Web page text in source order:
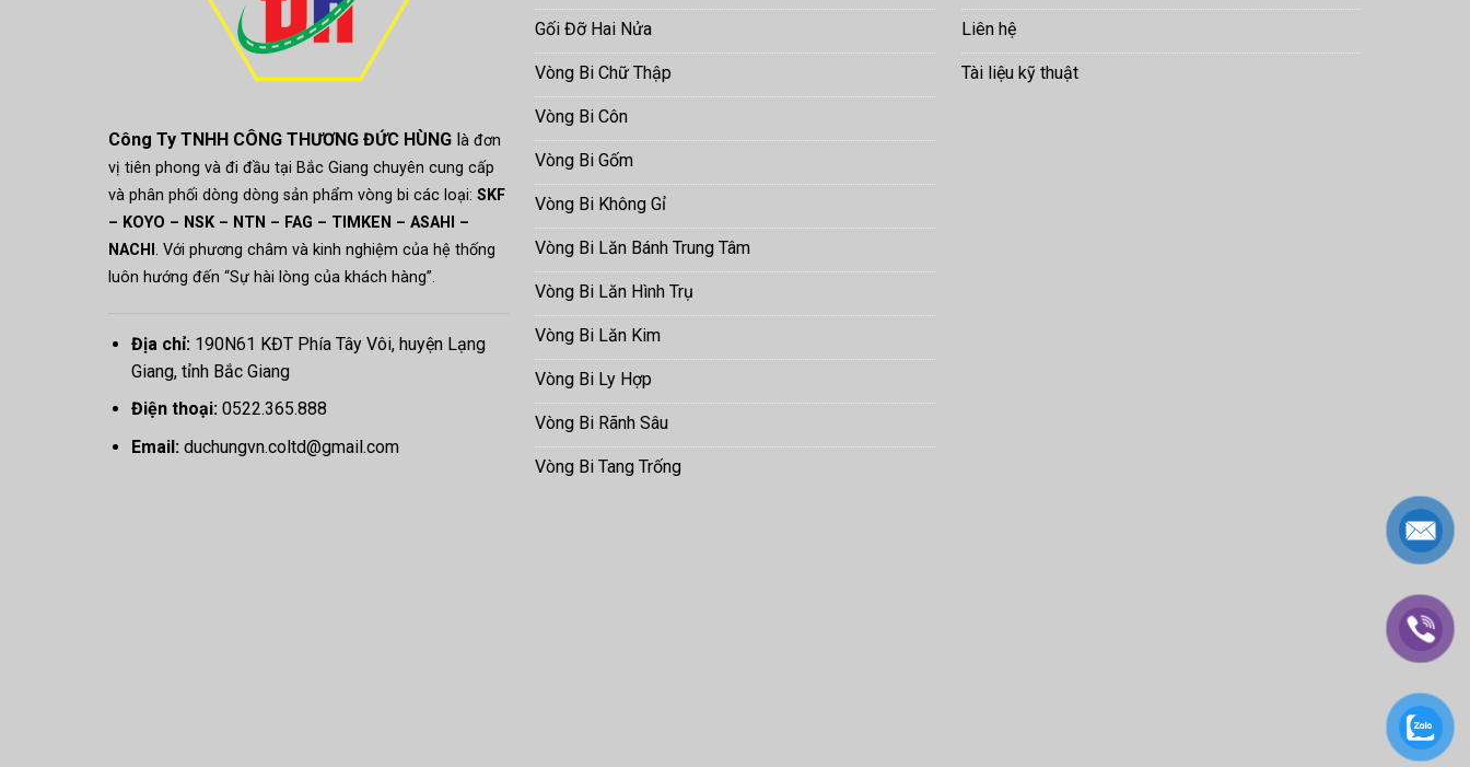
Công Ty TNHH CÔNG THƯƠNG ĐỨC HÙNG là đơn
vị tiên phong và đi đầu tại Bắc Giang chuyên cung cấp
và phân phối dòng dòng sản phẩm vòng bi các loại: SKF
– KOYO – NSK – NTN – FAG – TIMKEN – ASAHI –
NACHI . Với phương châm và kinh nghiệm của hệ thống
luôn hướng đến “Sự hài lòng của khách hàng”.
Địa chỉ: 190N61 KĐT Phía Tây Vôi, huyện Lạng
Giang, tỉnh Bắc Giang
Điện thoại:0522.365.888
Email: duchungvn.coltd@gmail.com
Gối Đỡ Hai Nửa
Vòng Bi Chữ Thập
Vòng Bi Côn
Vòng Bi Gốm
Vòng Bi Không Gỉ
Vòng Bi Lăn Bánh Trung Tâm
Vòng Bi Lăn Hình Trụ
Vòng Bi Lăn Kim
Vòng Bi Ly Hợp
Vòng Bi Rãnh Sâu
Vòng Bi Tang Trống
Liên hệ
Tài liệu kỹ thuật